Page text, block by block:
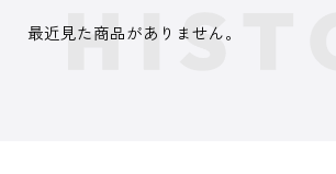
最近見た商品がありません。